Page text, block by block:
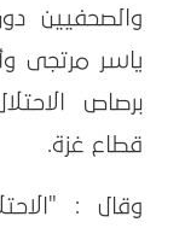
والصحفيين
ياسر مرتجى
برصاص
قطاع غزة.
وقال :